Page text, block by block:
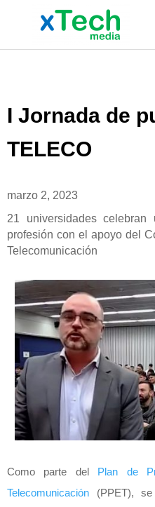
I Jornada de
TELECO
marzo 2, 2023
21 universidades
profesión con el apoyo del
Telecomunicación
Como parte del Plan de
Telecomunicación (PPET),